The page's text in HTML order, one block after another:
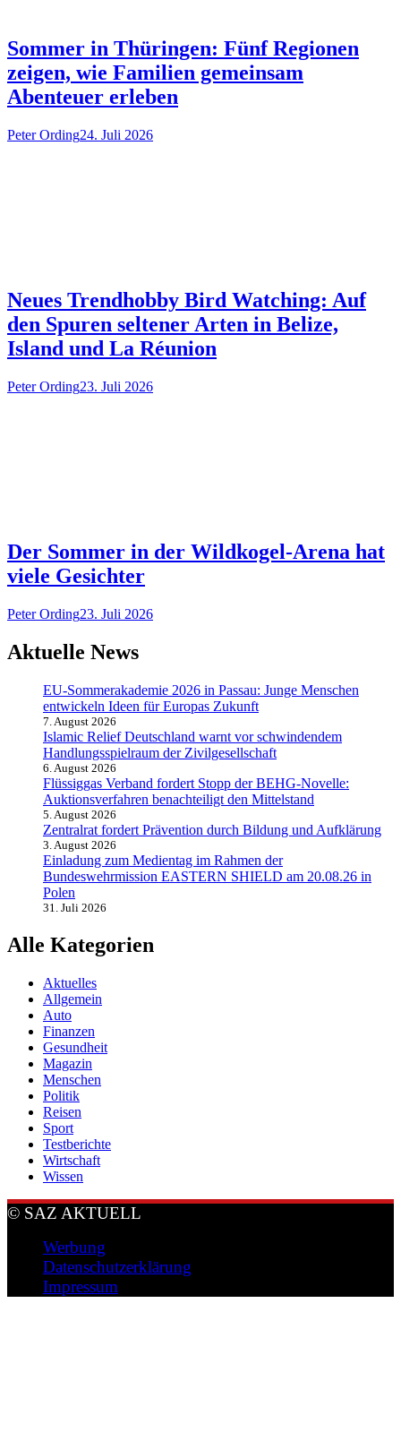
Sommer in Thüringen: Fünf Regionen
zeigen, wie Familien gemeinsam
Abenteuer erleben
Peter Ording24. Juli 2026
Neues Trendhobby Bird Watching: Auf
den Spuren seltener Arten in Belize,
Island und La Réunion
Peter Ording23. Juli 2026
Der Sommer in der Wildkogel-Arena hat
viele Gesichter
Peter Ording23. Juli 2026
Aktuelle News
EU-Sommerakademie 2026 in Passau: Junge Menschen
entwickeln Ideen für Europas Zukunft
7. August 2026
Islamic Relief Deutschland warnt vor schwindendem
Handlungsspielraum der Zivilgesellschaft
6. August 2026
Flüssiggas Verband fordert Stopp der BEHG-Novelle:
Auktionsverfahren benachteiligt den Mittelstand
5. August 2026
Zentralrat fordert Prävention durch Bildung und Aufklärung
3. August 2026
Einladung zum Medientag im Rahmen der
Bundeswehrmission EASTERN SHIELD am 20.08.26 in
Polen
31. Juli 2026
Alle Kategorien
Aktuelles
Allgemein
Auto
Finanzen
Gesundheit
Magazin
Menschen
Politik
Reisen
Sport
Testberichte
Wirtschaft
Wissen
© SAZ AKTUELL
Werbung
Datenschutzerklärung
Impressum